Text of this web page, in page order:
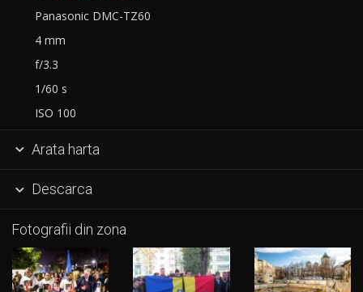
Panasonic DMC-TZ60
4 mm
f/3.3
1/60 s
ISO 100
 Arata harta
 Descarca
Fotografii din zona